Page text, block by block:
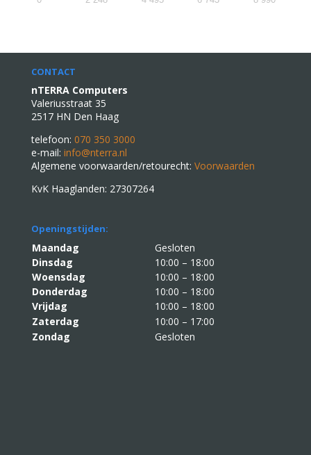
CONTACT
nTERRA Computers
Valeriusstraat 35
2517 HN Den Haag
telefoon: 070 350 3000
e-mail: info@nterra.nl
Algemene voorwaarden/retourecht: Voorwaarden
KvK Haaglanden: 27307264
Openingstijden:
Maandag
Gesloten
Dinsdag
10:00 – 18:00
Woensdag
10:00 – 18:00
Donderdag
10:00 – 18:00
Vrijdag
10:00 – 18:00
Zaterdag
10:00 – 17:00
Zondag
Gesloten